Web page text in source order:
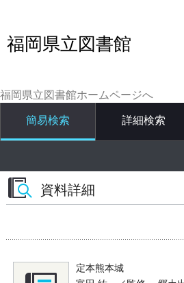
福岡県立図書館
福岡県立図書館ホームページへ
簡易検索 詳細検索
資料詳細
定本熊本城